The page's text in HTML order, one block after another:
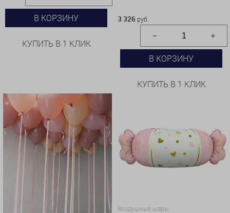
В КОРЗИНУ
КУПИТЬ В 1 КЛИК
3 326 руб.
В КОРЗИНУ
КУПИТЬ В 1 КЛИК
Воздушные шары